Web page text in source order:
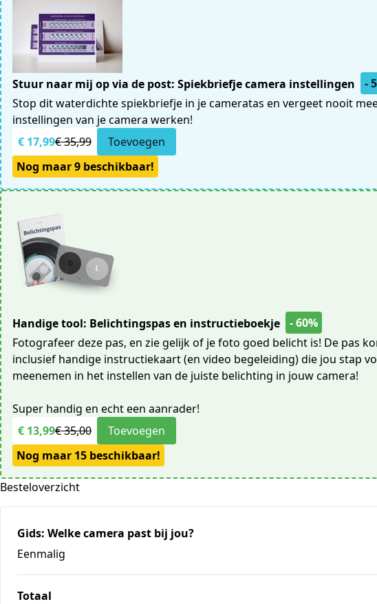
Stuur naar mij op via de post: Spiekbriefje camera instellingen
-
Stop dit waterdichte spiekbriefje in je cameratas en vergeet nooit
instellingen van je camera werken!
€ 17,99€ 35,99
Toevoegen
Nog maar 9 beschikbaar!
Handige tool: Belichtingspas en instructieboekje
- 60%
Fotografeer deze pas, en zie gelijk of je foto goed belicht is! De pas
inclusief handige instructiekaart (en video begeleiding) die jou stap
meenemen in het instellen van de juiste belichting in jouw camera!
Super handig en echt een aanrader!
€ 13,99€ 35,00
Toevoegen
Nog maar 15 beschikbaar!
Besteloverzicht
Gids: Welke camera past bij jou?
Eenmalig
Totaal